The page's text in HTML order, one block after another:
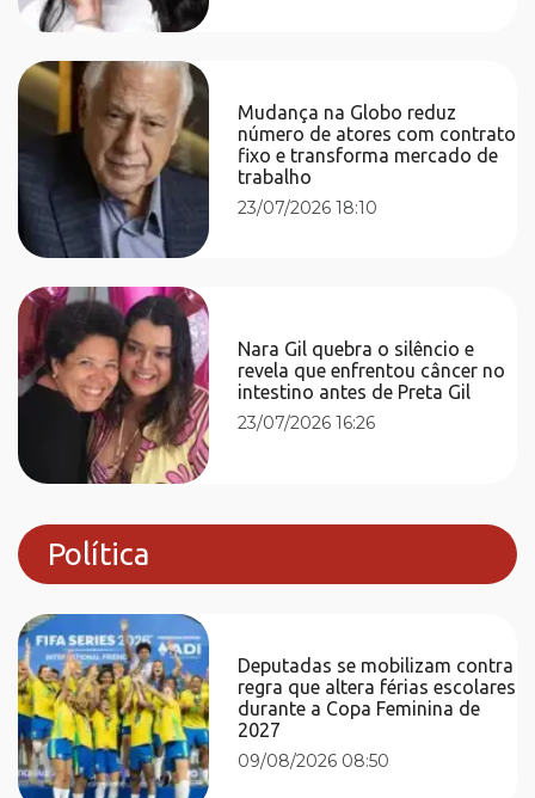
Mudança na Globo reduz
número de atores com contrato
fixo e transforma mercado de
trabalho
23/07/2026 18:10
Nara Gil quebra o silêncio e
revela que enfrentou câncer no
intestino antes de Preta Gil
23/07/2026 16:26
Política
Deputadas se mobilizam contra
regra que altera férias escolares
durante a Copa Feminina de
2027
09/08/2026 08:50